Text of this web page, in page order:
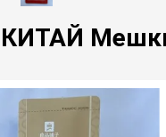
КИТАЙ